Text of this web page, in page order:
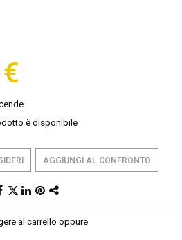
è disponibile
AGGIUNGI AL CONFRONTO
al carrello oppure